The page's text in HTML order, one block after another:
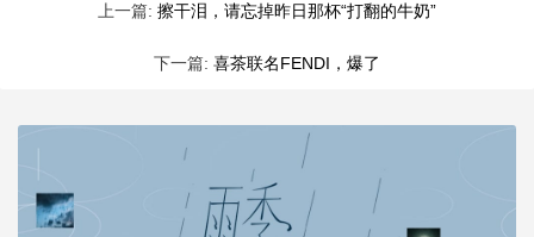
上一篇: 擦干泪，请忘掉昨日那杯“打翻的牛奶”
下一篇: 喜茶联名FENDI，爆了